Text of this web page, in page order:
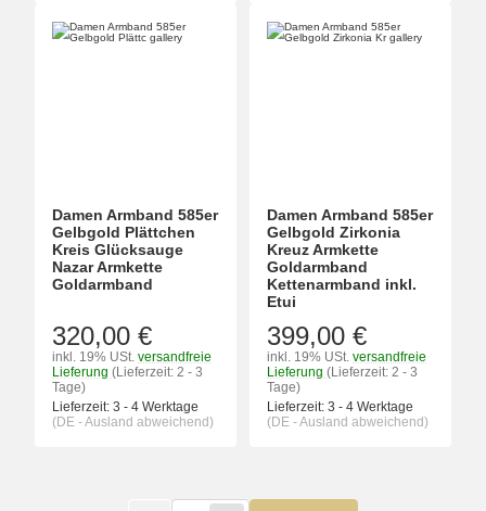
Damen Armband 585er
Gelbgold Plättchen
Kreis Glücksauge
Nazar Armkette
Goldarmband
320,00 €
inkl. 19% USt. versandfreie
Lieferung (Lieferzeit: 2 - 3
Tage)
Lieferzeit: 3 - 4 Werktage
(DE - Ausland abweichend)
Damen Armband 585er
Gelbgold Zirkonia
Kreuz Armkette
Goldarmband
Kettenarmband inkl.
Etui
399,00 €
inkl. 19% USt. versandfreie
Lieferung (Lieferzeit: 2 - 3
Tage)
Lieferzeit: 3 - 4 Werktage
(DE - Ausland abweichend)